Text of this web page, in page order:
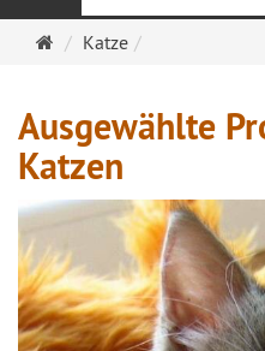
Startseite
Katze
Ausgewählte
Katzen